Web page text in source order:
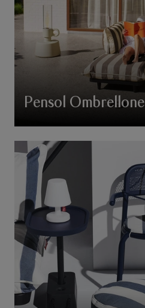
Pensol Ombrellone